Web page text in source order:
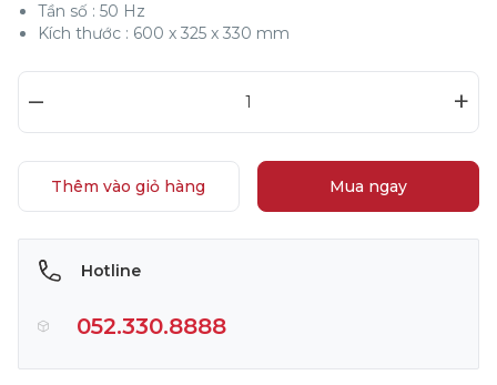
Tần số : 50 Hz
Kích thước : 600 x 325 x 330 mm
– +
Thêm vào giỏ hàng Mua ngay
Hotline
052.330.8888